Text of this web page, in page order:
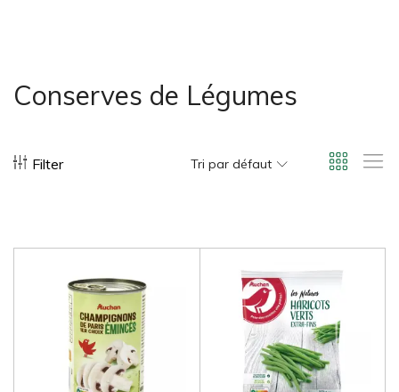
Conserves de Légumes
Filter Tri par défaut